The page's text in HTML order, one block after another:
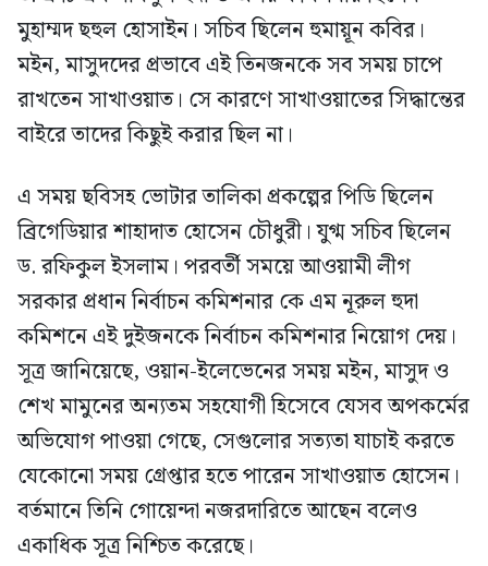
মুহাম্মদ ছহুল হোসাইন। সচিব ছিলেন হুমায়ূন কবির।
মইন, মাসুদদের প্রভাবে এই তিনজনকে সব সময় চাপে
রাখতেন সাখাওয়াত। সে কারণে সাখাওয়াতের সিদ্ধান্তের
বাইরে তাদের কিছুই করার ছিল না।
এ সময় ছবিসহ ভোটার তালিকা প্রকল্পের পিডি ছিলেন
ব্রিগেডিয়ার শাহাদাত হোসেন চৌধুরী। যুগ্ম সচিব ছিলেন
ড. রফিকুল ইসলাম। পরবর্তী সময়ে আওয়ামী লীগ
সরকার প্রধান নির্বাচন কমিশনার কে এম নূরুল হুদা
কমিশনে এই দুইজনকে নির্বাচন কমিশনার নিয়োগ দেয়।
সূত্র জানিয়েছে, ওয়ান-ইলেভেনের সময় মইন, মাসুদ ও
শেখ মামুনের অন্যতম সহযোগী হিসেবে যেসব অপকর্মের
অভিযোগ পাওয়া গেছে, সেগুলোর সত্যতা যাচাই করতে
যেকোনো সময় গ্রেপ্তার হতে পারেন সাখাওয়াত হোসেন।
বর্তমানে তিনি গোয়েন্দা নজরদারিতে আছেন বলেও
একাধিক সূত্র নিশ্চিত করেছে।